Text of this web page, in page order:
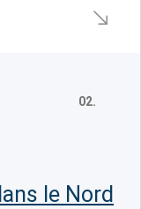
02.
le Nord